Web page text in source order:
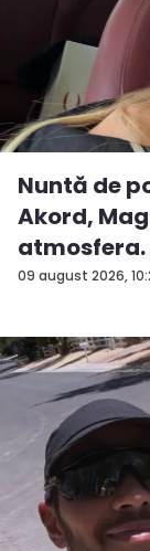
09 august 2026,
Nuntă de
Akord,